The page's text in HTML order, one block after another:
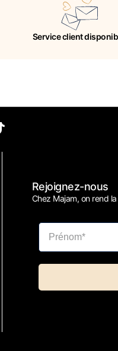
Service client
Rejoignez-nous
Chez Majam, on rend